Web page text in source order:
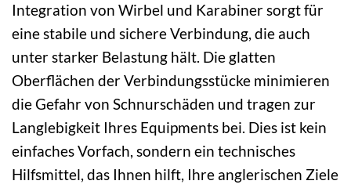
Integration von Wirbel und Karabiner sorgt für
eine stabile und sichere Verbindung, die auch
unter starker Belastung hält. Die glatten
Oberflächen der Verbindungsstücke minimieren
die Gefahr von Schnurschäden und tragen zur
Langlebigkeit Ihres Equipments bei. Dies ist kein
einfaches Vorfach, sondern ein technisches
Hilfsmittel, das Ihnen hilft, Ihre anglerischen Ziele